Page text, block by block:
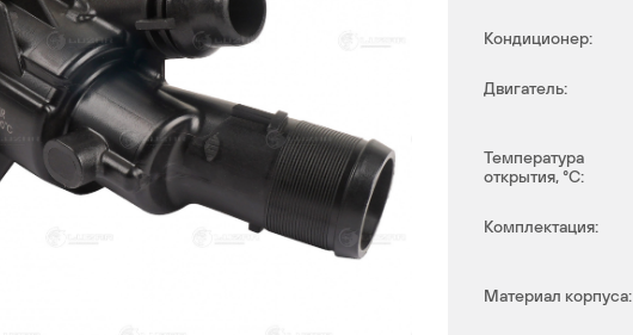
Кондиционер:
Двигатель:
Температура
открытия, °С:
Комплектация:
Материал корпуса: